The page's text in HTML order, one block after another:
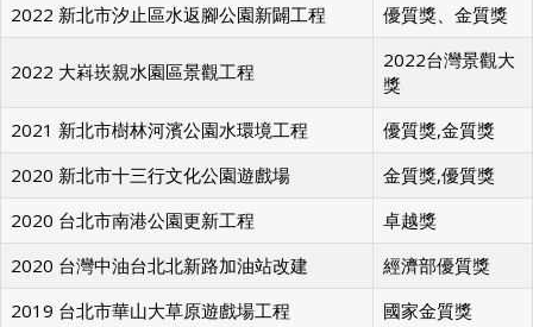
2022 新北市汐止區水返腳公園新闢工程
優質獎、金質獎
2022 大嵙崁親水園區景觀工程
2022台灣景觀大
獎
2021 新北市樹林河濱公園水環境工程
優質獎,金質獎
2020 新北市十三行文化公園遊戲場
金質獎,優質獎
2020 台北市南港公園更新工程
卓越獎
2020 台灣中油台北北新路加油站改建
經濟部優質獎
2019 台北市華山大草原遊戲場工程
國家金質獎